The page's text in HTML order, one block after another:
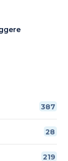
387
28
219